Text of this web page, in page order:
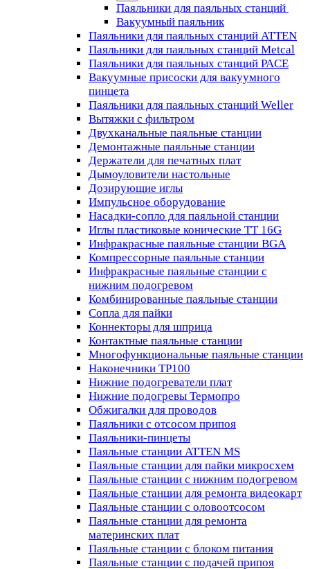
Паяльники для паяльных станций
Вакуумный паяльник
Паяльники для паяльных станций ATTEN
Паяльники для паяльных станций Metcal
Паяльники для паяльных станций PACE
Вакуумные присоски для вакуумного
пинцета
Паяльники для паяльных станций Weller
Вытяжки с фильтром
Двухканальные паяльные станции
Демонтажные паяльные станции
Держатели для печатных плат
Дымоуловители настольные
Дозирующие иглы
Импульсное оборудование
Насадки-сопло для паяльной станции
Иглы пластиковые конические TT 16G
Инфракрасные паяльные станции BGA
Компрессорные паяльные станции
Инфракрасные паяльные станции с
нижним подогревом
Комбинированные паяльные станции
Сопла для пайки
Коннекторы для шприца
Контактные паяльные станции
Многофункциональные паяльные станции
Наконечники TP100
Нижние подогреватели плат
Нижние подогревы Термопро
Обжигалки для проводов
Паяльники с отсосом припоя
Паяльники-пинцеты
Паяльные станции ATTEN MS
Паяльные станции для пайки микросхем
Паяльные станции с нижним подогревом
Паяльные станции для ремонта видеокарт
Паяльные станции с оловоотсосом
Паяльные станции для ремонта
материнских плат
Паяльные станции с блоком питания
Паяльные станции с подачей припоя